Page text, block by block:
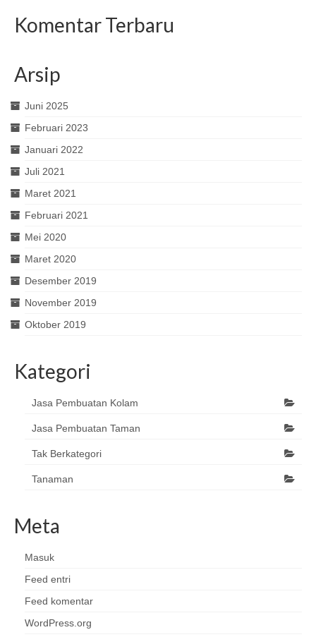
Komentar Terbaru
Arsip
Juni 2025
Februari 2023
Januari 2022
Juli 2021
Maret 2021
Februari 2021
Mei 2020
Maret 2020
Desember 2019
November 2019
Oktober 2019
Kategori
Jasa Pembuatan Kolam
Jasa Pembuatan Taman
Tak Berkategori
Tanaman
Meta
Masuk
Feed entri
Feed komentar
WordPress.org